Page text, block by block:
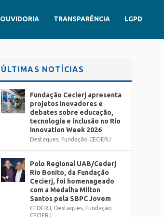
OUVIDORIA TRANSPARÊNCIA LGPD
ÚLTIMAS NOTÍCIAS
Fundação Cecierj apresenta
projetos inovadores e
debates sobre educação,
tecnologia e inclusão no Rio
Innovation Week 2026
Destaques, Fundação CECIERJ
Polo Regional UAB/Cederj
Rio Bonito, da Fundação
Cecierj, foi homenageado
com a Medalha Milton
Santos pela SBPC Jovem
CEDERJ, Destaques, Fundação
CECIERJ